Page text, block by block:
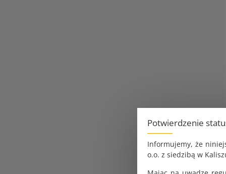
Potwierdzenie
Informujemy, że
o.o. z siedzibą w